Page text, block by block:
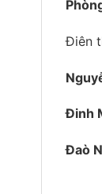
Điên
Đinh
Đaò